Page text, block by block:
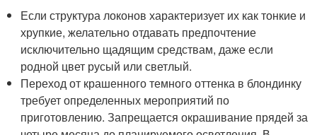
Если структура локонов характеризует их как тонкие и
хрупкие, желательно отдавать предпочтение
исключительно щадящим средствам, даже если
родной цвет русый или светлый.
Переход от крашенного темного оттенка в блондинку
требует определенных мероприятий по
приготовлению. Запрещается окрашивание прядей за